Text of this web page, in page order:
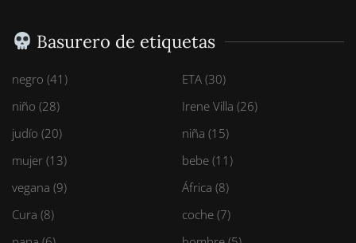
Basurero de etiquetas
negro (41)
ETA (30)
niño (28)
Irene Villa (26)
judío (20)
niña (15)
mujer (13)
bebe (11)
vegana (9)
África (8)
Cura (8)
coche (7)